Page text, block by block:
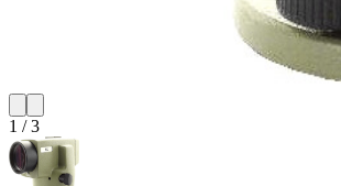
1 /3